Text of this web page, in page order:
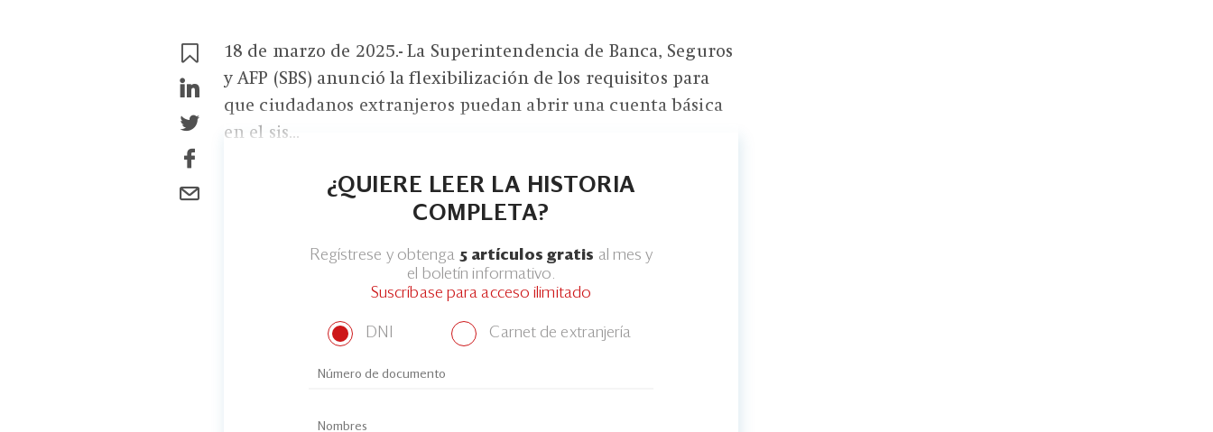
18 de marzo de 2025.- La Superintendencia de Banca, Seguros
y AFP (SBS) anunció la flexibilización de los requisitos para
que ciudadanos extranjeros puedan abrir una cuenta básica
en el sis...
¿QUIERE LEER LA HISTORIA
COMPLETA?
Regístrese y obtenga 5 artículos gratis al mes y
el boletín informativo.
Suscríbase para acceso ilimitado
DNI Carnet de extranjería